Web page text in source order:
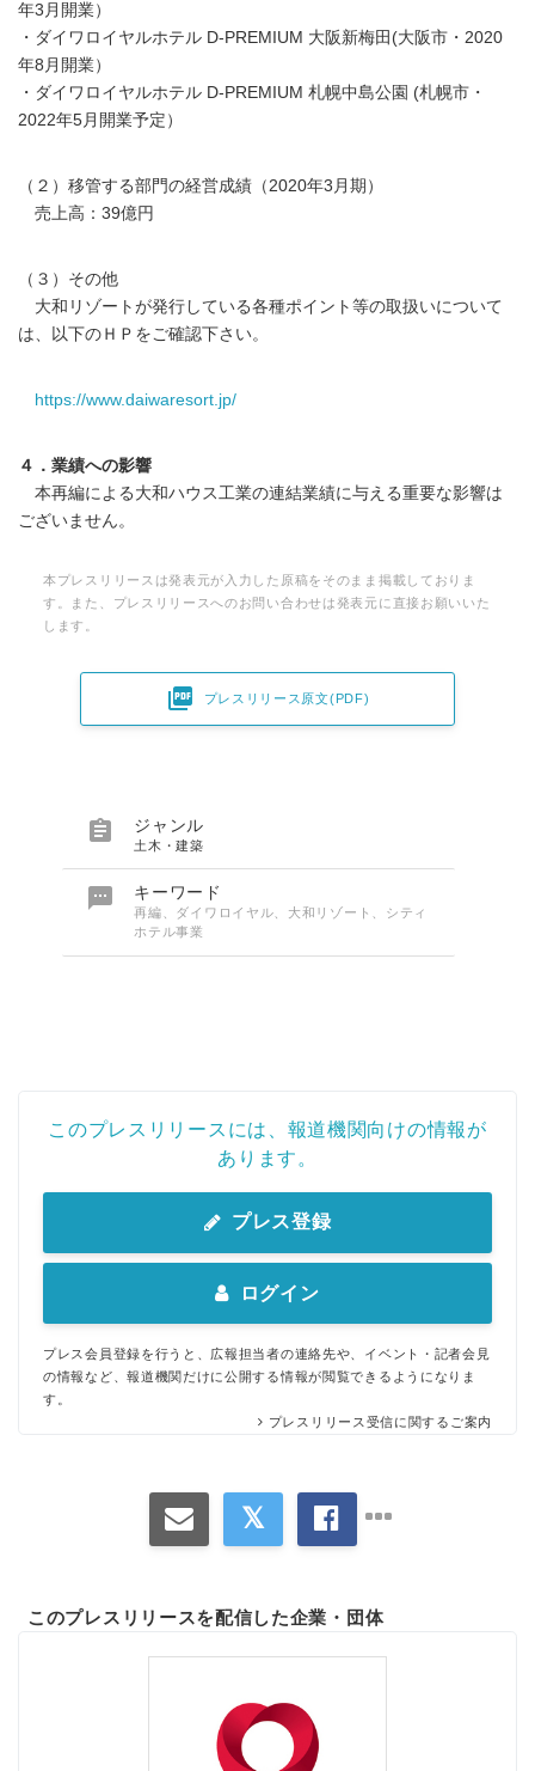
年3月開業）
・ダイワロイヤルホテル D-PREMIUM 大阪新梅田(大阪市・2020
年8月開業）
・ダイワロイヤルホテル D-PREMIUM 札幌中島公園 (札幌市・
2022年5月開業予定）
（２）移管する部門の経営成績（2020年3月期）
売上高：39億円
（３）その他
大和リゾートが発行している各種ポイント等の取扱いについて
は、以下のＨＰをご確認下さい。
https://www.daiwaresort.jp/
４．業績への影響
本再編による大和ハウス工業の連結業績に与える重要な影響は
ございません。
本プレスリリースは発表元が入力した原稿をそのまま掲載しておりま
す。また、プレスリリースへのお問い合わせは発表元に直接お願いいた
します。
 プレスリリース原文(PDF)
 ジャンル
土木・建築
 キーワード
再編、ダイワロイヤル、大和リゾート、シティ
ホテル事業
このプレスリリースには、報道機関向けの情報が
あります。
プレス登録
ログイン
プレス会員登録を行うと、広報担当者の連絡先や、イベント・記者会見
の情報など、報道機関だけに公開する情報が閲覧できるようになりま
す。
プレスリリース受信に関するご案内
このプレスリリースを配信した企業・団体